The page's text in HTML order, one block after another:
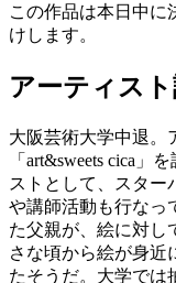
この作品は本日中に
けします。
アーティスト
大阪芸術大学中退。
「art&sweets cica」
ストとして、スター
や講師活動も行なっ
た父親が、絵に対し
さな頃から絵が身近
たそうだ。大学では